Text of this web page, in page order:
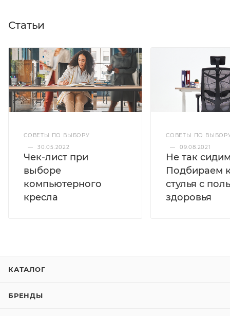
Статьи
СОВЕТЫ ПО ВЫБОРУ
—
30.05.2022
Чек-лист при
выборе
компьютерного
кресла
СОВЕТЫ ПО
—
09.08.2021
Не так
Подбираем
стулья с
здоровья
КАТАЛОГ
БРЕНДЫ